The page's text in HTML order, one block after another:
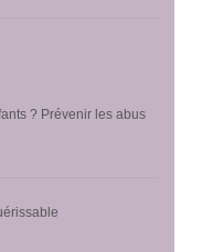
? Prévenir les abus